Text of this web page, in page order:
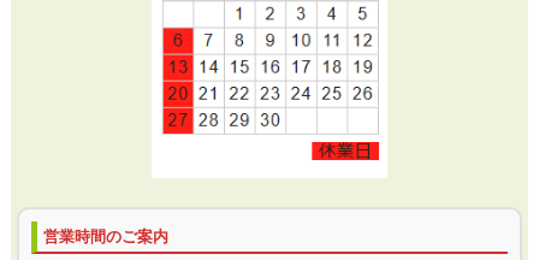
営業時間のご案内